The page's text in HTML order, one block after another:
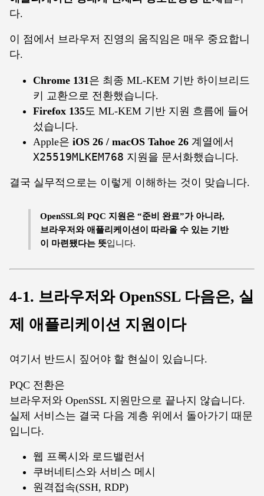
다.
이 점에서 브라우저 진영의 움직임은 매우 중요합니
다.
Chrome 131 은 최종 ML-KEM 기반 하이브리드
키 교환으로 전환했습니다.
Firefox 135도 ML-KEM 기반 지원 흐름에 들어
섰습니다.
Apple은 iOS 26 / macOS Tahoe 26 계열에서
X25519MLKEM768 지원을 문서화했습니다.
결국 실무적으로는 이렇게 이해하는 것이 맞습니다.
OpenSSL의 PQC 지원은 “준비 완료”가 아니라,
브라우저와 애플리케이션이 따라올 수 있는 기반
이 마련됐다는 뜻입니다.
4-1. 브라우저와 OpenSSL 다음은, 실
제 애플리케이션 지원이다
여기서 반드시 짚어야 할 현실이 있습니다.
PQC 전환은
브라우저와 OpenSSL 지원만으로 끝나지 않습니다.
실제 서비스는 결국 다음 계층 위에서 돌아가기 때문
입니다.
웹 프록시와 로드밸런서
쿠버네티스와 서비스 메시
원격접속(SSH, RDP)